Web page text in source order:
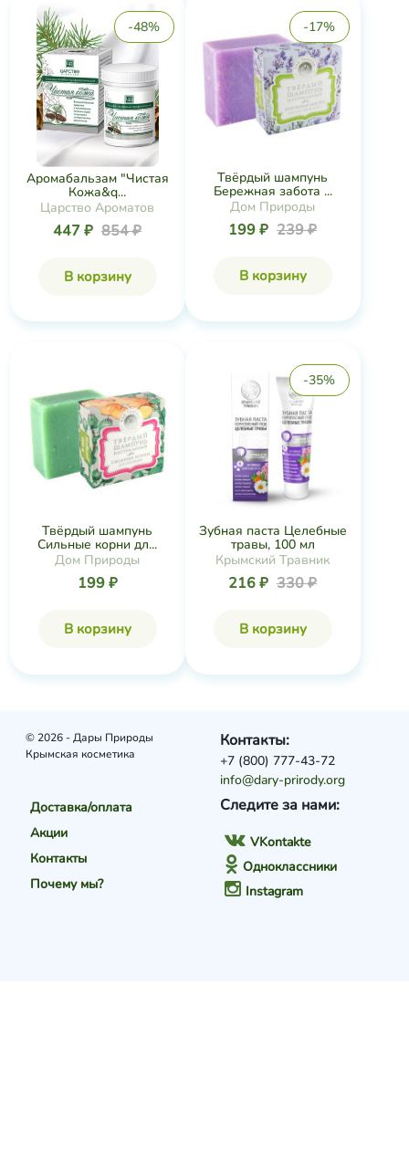
-48%
Аромабальзам "Чистая
Кожа&q...
Царство Ароматов
447 ₽ 854 ₽
В корзину
-17%
Твёрдый шампунь
Бережная забота ...
Дом Природы
199 ₽ 239 ₽
В корзину
Твёрдый шампунь
Сильные корни дл...
Дом Природы
199 ₽
В корзину
-35%
Зубная паста Целебные
травы, 100 мл
Крымский Травник
216 ₽ 330 ₽
В корзину
© 2026 - Дары Природы
Крымская косметика
Доставка/оплата
Акции
Контакты
Почему мы?
Следите за нами:
VKontakte
Одноклассники
Instagram
Контакты:
+7 (800) 777-43-72
info@dary-prirody.org